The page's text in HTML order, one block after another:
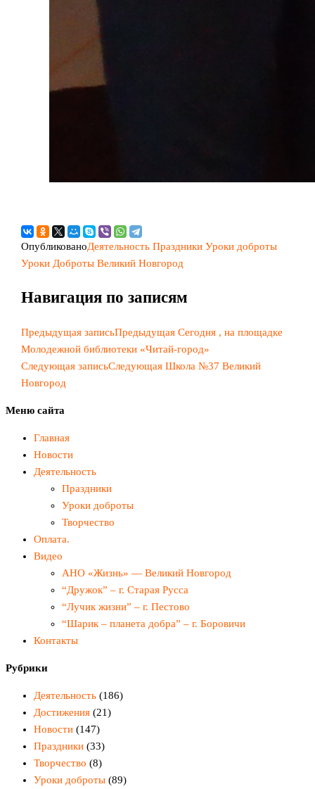
ОпубликованоДеятельность Праздники Уроки доброты
Уроки Доброты Великий Новгород
Навигация по записям
Предыдущая записьПредыдущая Сегодня , на площадке
Молодежной библиотеки «Читай-город»
Следующая записьСледующая Школа №37 Великий
Новгород
Меню сайта
Главная
Новости
Деятельность
Праздники
Уроки доброты
Творчество
Оплата.
Видео
АНО «Жизнь» — Великий Новгород
“Дружок” – г. Старая Русса
“Лучик жизни” – г. Пестово
“Шарик – планета добра” – г. Боровичи
Контакты
Рубрики
Деятельность (186)
Достижения (21)
Новости (147)
Праздники (33)
Творчество (8)
Уроки доброты (89)